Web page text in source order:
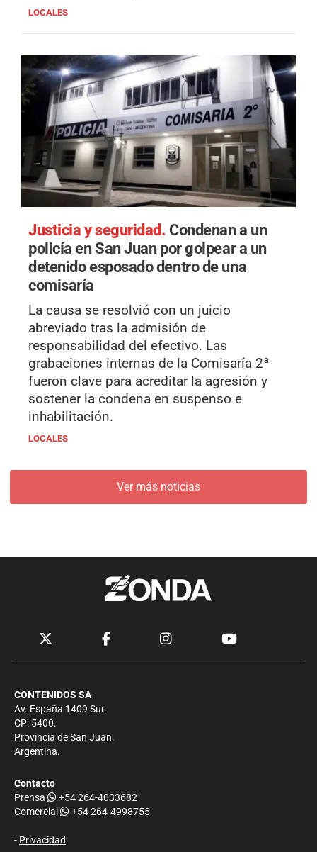
LOCALES
Justicia y seguridad. Condenan a un
policía en San Juan por golpear a un
detenido esposado dentro de una
comisaría
La causa se resolvió con un juicio
abreviado tras la admisión de
responsabilidad del efectivo. Las
grabaciones internas de la Comisaría 2ª
fueron clave para acreditar la agresión y
sostener la condena en suspenso e
inhabilitación.
LOCALES
Ver más noticias
CONTENIDOS SA
Av. España 1409 Sur.
CP: 5400.
Provincia de San Juan.
Argentina.
Contacto
Prensa
+54 264-4033682
Comercial
+54 264-4998755
- Privacidad